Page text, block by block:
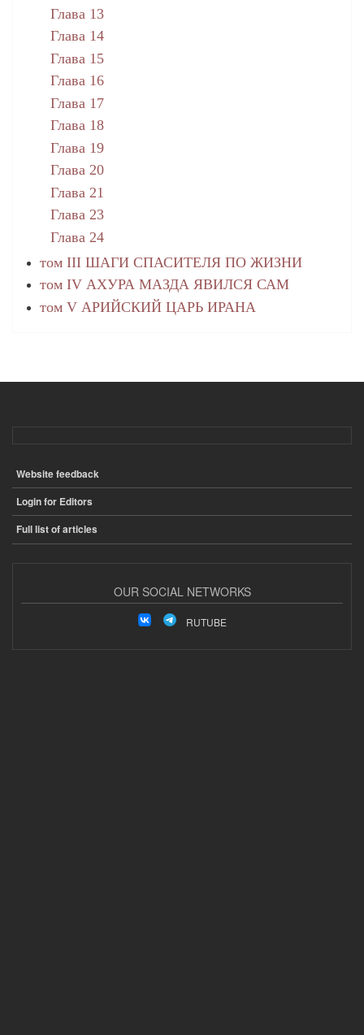
Глава 13
Глава 14
Глава 15
Глава 16
Глава 17
Глава 18
Глава 19
Глава 20
Глава 21
Глава 23
Глава 24
том III ШАГИ СПАСИТЕЛЯ ПО ЖИЗНИ
том IV АХУРА МАЗДА ЯВИЛСЯ САМ
том V АРИЙСКИЙ ЦАРЬ ИРАНА
ПОДВАЛ
Website feedback
Login for Editors
Full list of articles
OUR SOCIAL NETWORKS
RUTUBE